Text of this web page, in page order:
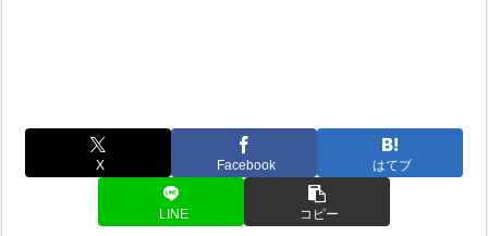
X Facebook はてブ
LINE コピー